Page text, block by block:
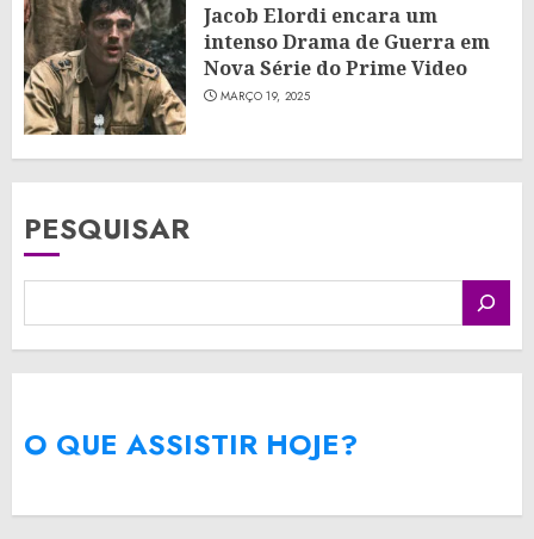
Jacob Elordi encara um
intenso Drama de Guerra em
Nova Série do Prime Video
MARÇO 19, 2025
PESQUISAR
O QUE ASSISTIR HOJE?